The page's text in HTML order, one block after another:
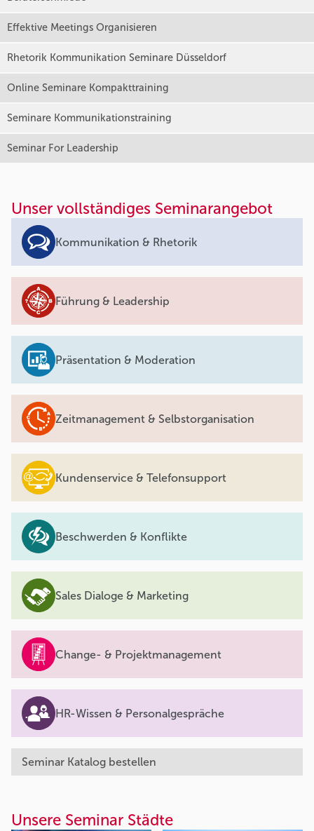
Effektive Meetings Organisieren
Rhetorik Kommunikation Seminare Düsseldorf
Online Seminare Kompakttraining
Seminare Kommunikationstraining
Seminar For Leadership
Unser vollständiges Seminarangebot
Kommunikation & Rhetorik
Führung & Leadership
Präsentation & Moderation
Zeitmanagement & Selbstorganisation
Kundenservice & Telefonsupport
Beschwerden & Konflikte
Sales Dialoge & Marketing
Change- & Projektmanagement
HR-Wissen & Personalgespräche
Seminar Katalog bestellen
Unsere Seminar Städte